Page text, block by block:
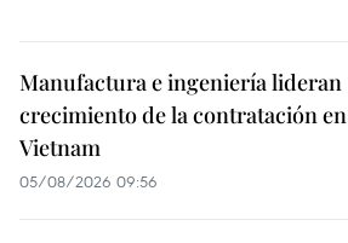
Manufactura e ingeniería lideran
crecimiento de la contratación en
Vietnam
05/08/2026 09:56